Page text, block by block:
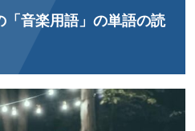
「音楽用語」の単語の読